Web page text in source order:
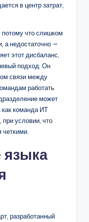
в центр затрат,
потому что слишком
а недостаточно —
этот дисбаланс,
подход. Он
связи между
работать
может
как команда ИТ
условии, что
разработанный